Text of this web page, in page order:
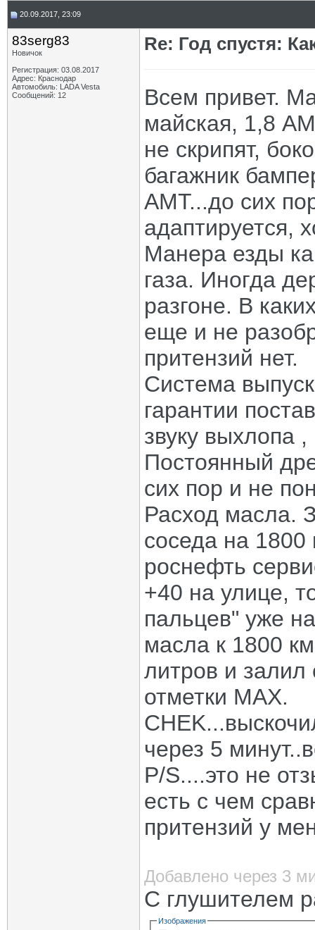
20.09.2017, 23:09
83serg83
Новичок
Регистрация: 03.08.2017
Адрес: Краснодар
Автомобиль: LADA Vesta
Сообщений: 12
Re: Год спустя:
Всем привет.
майская, 1,8
не скрипят,
багажник
АМТ...до сих
адаптируется,
Манера езды
газа. Иногда
разгоне. В
еще и не
притензий нет.
Система
гарантии
звуку выхлопа
Постоянный
сих пор и не
Расход масла.
соседа на 1800
роснефть
+40 на улице,
пальцев" уже
масла к 1800
литров и залил
отметки МАХ.
через 5
P/S....это не
есть с чем
притензий у
Добавлено через 3
С глушителем
Изображения